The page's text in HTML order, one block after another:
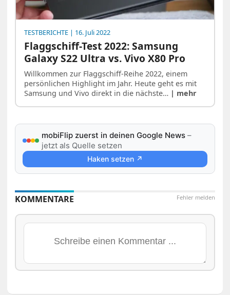
TESTBERICHTE | 16. Juli 2022
Flaggschiff-Test 2022: Samsung
Galaxy S22 Ultra vs. Vivo X80 Pro
Willkommen zur Flaggschiff-Reihe 2022, einem
persönlichen Highlight im Jahr. Heute geht es mit
Samsung und Vivo direkt in die nächste… | mehr
mobiFlip zuerst in deinen Google News –
jetzt als Quelle setzen
Haken setzen ↗
Fehler melden
KOMMENTARE